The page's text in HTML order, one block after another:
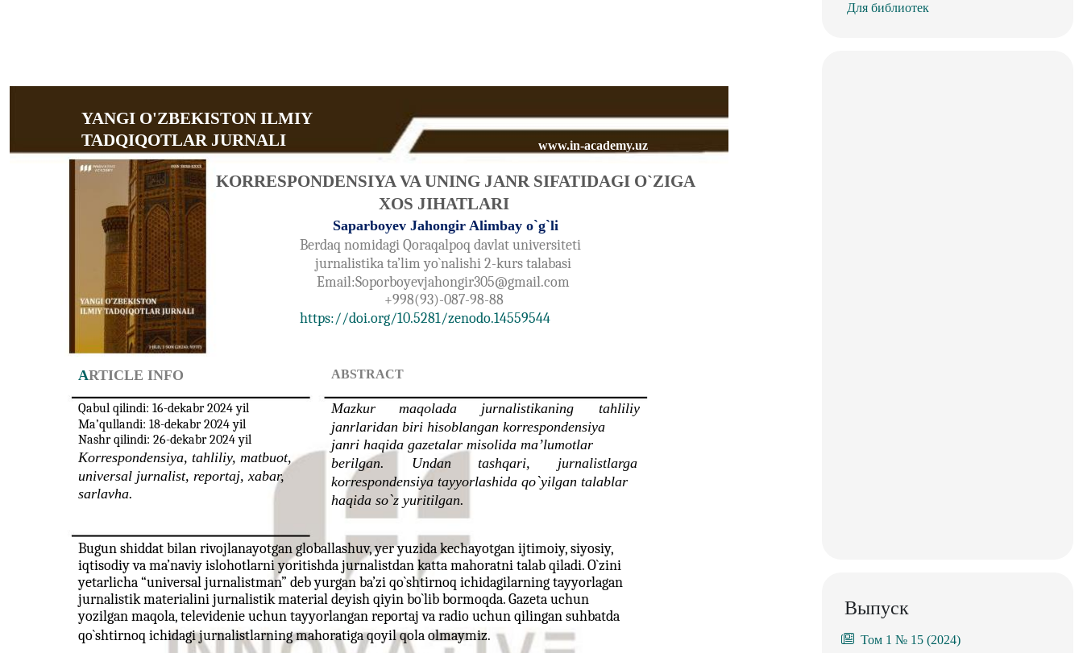
YANGI O'ZBEKISTON ILMIY
TADQIQOTLAR JURNALI
www.in-academy.uz
KORRESPONDENSIYA VA UNING JANR SIFATIDAGI O`ZIGA
XOS JIHATLARI
Saparboyev Jahongir Alimbay o`g`li
Berdaq nomidagi Qoraqalpoq davlat universiteti
jurnalistika ta’lim yo`nalishi 2-kurs talabasi
Email:Soporboyevjahongir305@gmail.com
+998(93)-087-98-88
https://doi.org/10.5281/zenodo.14559544
ARTICLE INFO ABSTRACT
Qabul qilindi: 16-dekabr 2024 yil
Ma’qullandi: 18-dekabr 2024 yil
Nashr qilindi: 26-dekabr 2024 yil
Mazkur maqolada jurnalistikaning
tahliliy
janrlaridan biri hisoblangan korrespondensiya
janri haqida gazetalar misolida ma’lumotlar
berilgan.
Undan tashqari,
jurnalistlarga
korrespondensiya tayyorlashida qo`yilgan talablar
haqida so`z yuritilgan.
Korrespondensiya, tahliliy, matbuot,
universal jurnalist, reportaj, xabar,
sarlavha.
Bugun shiddat bilan rivojlanayotgan globallashuv, yer yuzida kechayotgan ijtimoiy, siyosiy,
iqtisodiy va ma’naviy islohotlarni yoritishda jurnalistdan katta mahoratni talab qiladi. O`zini
yetarlicha “universal jurnalistman” deb yurgan ba’zi qo`shtirnoq ichidagilarning tayyorlagan
jurnalistik materialini jurnalistik material deyish qiyin bo`lib bormoqda. Gazeta uchun
yozilgan maqola, televidenie uchun tayyorlangan reportaj va radio uchun qilingan suhbatda
qo`shtirnoq ichidagi jurnalistlarning mahoratiga qoyil qola olmaymiz.
Для библиотек
Выпуск
Том 1 № 15 (2024)